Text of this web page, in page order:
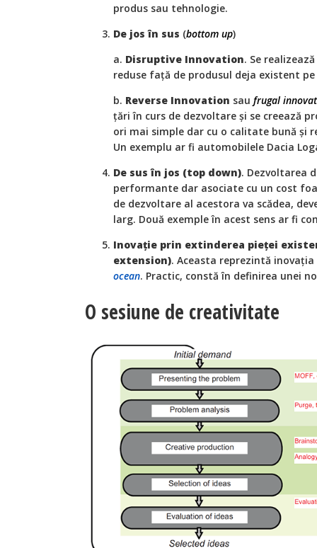
produs sau tehnologie.
De jos în sus (bottom up)
a. Disruptive Innovation. Se
reduse față de produsul deja existent
b. Reverse Innovation sau frugal
țări în curs de dezvoltare și se creează
ori mai simple dar cu o calitate bună și
Un exemplu ar fi automobilele Dacia
De sus în jos (top down). Dezvoltarea
performante dar asociate cu un cost
de dezvoltare al acestora va scădea,
larg. Două exemple în acest sens ar fi
Inovație prin extinderea pieței
extension). Aceasta reprezintă
ocean. Practic, constă în definirea unei
O sesiune de creativitate